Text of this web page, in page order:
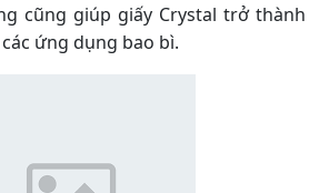
cũng giúp giấy Crystal trở thành
ứng dụng bao bì.